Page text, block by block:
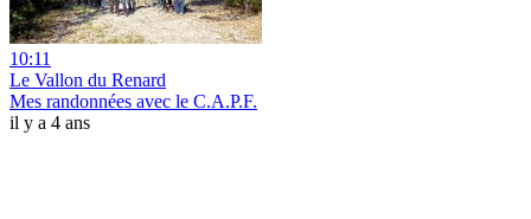
10:11
Le Vallon du Renard
Mes randonnées avec le C.A.P.F.
il y a 4 ans